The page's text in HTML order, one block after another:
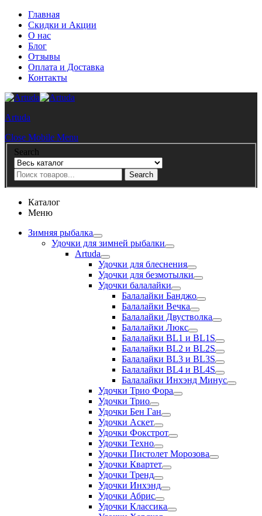
Главная
Скидки и Акции
О нас
Блог
Отзывы
Оплата и Доставка
Контакты
Artuda
Close Mobile Menu
Search
Search
Каталог
Меню
Зимняя рыбалка
Удочки для зимней рыбалки
Artuda
Удочки для блеснения
Удочки для безмотылки
Удочки балалайки
Балалайки Банджо
Балалайки Вечка
Балалайки Двустволка
Балалайки Люкс
Балалайки BL1 и BL1S
Балалайки BL2 и BL2S
Балалайки BL3 и BL3S
Балалайки BL4 и BL4S
Балалайки Инхэнд Минус
Удочки Трио Фора
Удочки Трио
Удочки Бен Ган
Удочки Аскет
Удочки Фокстрот
Удочки Техно
Удочки Пистолет Морозова
Удочки Квартет
Удочки Тренд
Удочки Инхэнд
Удочки Абрис
Удочки Классика